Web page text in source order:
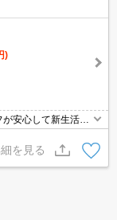
)
安心して新生活を
。当店は、初期費
タッフまでお申し
ております。
を見る